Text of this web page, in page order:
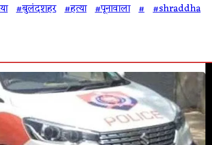
#बुलंदशहर #हत्या #पूनावाला # #shraddha